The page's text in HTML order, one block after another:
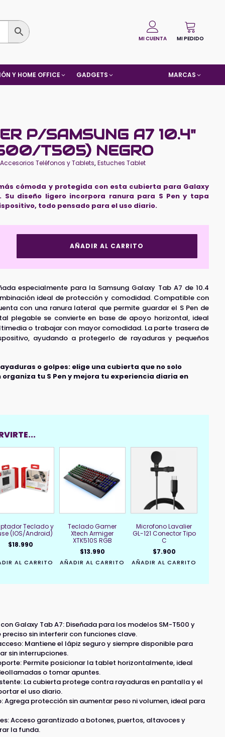
MI CUENTA MI PEDIDO
Y HOME OFFICE GADGETS MARCAS
P/SAMSUNG A7 10.4"
T505) NEGRO
Accesorios Teléfonos y Tablets,Estuches Tablet
cómoda y protegida con esta cubierta para Galaxy
Su diseño ligero incorpora ranura para S Pen y tapa
todo pensado para el uso diario.
P/Samsung
A7
R/S
Pen
(T500/T505)
Negro
cantidad
AÑADIR AL CARRITO
especialmente para la Samsung Galaxy Tab A7 de 10.4
ideal de protección y comodidad. Compatible con
con una ranura lateral que permite guardar el S Pen de
plegable se convierte en base de apoyo horizontal, ideal
o trabajar con mayor comodidad. La parte trasera de
ayudando a protegerlo de rayaduras y pequeños
o golpes: elige una cubierta que no solo
tu S Pen y mejora tu experiencia diaria en
Teclado y
(IOS/Android)
$18.990
AL CARRITO
Teclado Gamer
Xtech Armiger
XTK510S RGB
$13.990
AÑADIR AL CARRITO
Microfono Lavalier
GL-121 Conector Tipo
C
$7.900
AÑADIR AL CARRITO
Galaxy Tab A7: Diseñada para los modelos SM-T500 y
sin interferir con funciones clave.
Mantiene el lápiz seguro y siempre disponible para
sin interrupciones.
Permite posicionar la tablet horizontalmente, ideal
o tomar apuntes.
La cubierta protege contra rayaduras en pantalla y el
el uso diario.
Agrega protección sin aumentar peso ni volumen, ideal para
Acceso garantizado a botones, puertos, altavoces y
la funda.